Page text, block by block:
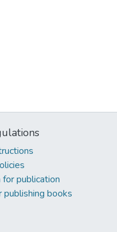
publication
publishing books